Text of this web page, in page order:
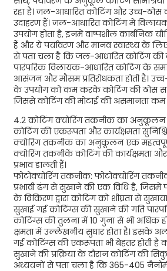
रहा है। जल-आधारित कोटिंग और उच्च-ठोस
उदाहरण हैं। जल-आधारित कोटिंग में
उपयोग होता है, इनमें वाष्पशील कार्बनिक
हैं और ये पर्यावरण और मानव स्वास्थ्य के लिए
से पता चला है कि जल-आधारित कोटिंग की
पारंपरिक विलायक-आधारित कोटिंग के
आसंजन और मौसम प्रतिरोधकता होती है।
के उपयोग को कम करके कोटिंग की ठोस
जिससे कोटिंग की मोटाई की असमानता कम
4.2 कोटिंग क्योरिंग तकनीक का अनुकूलन
कोटिंग की एकरूपता और कार्यक्षमता
क्योरिंग तकनीक का अनुकूलन एक
क्योरिंग तकनीकें कोटिंग की कार्यक्षमता
प्रभाव डालती हैं।
फोटोक्योरिंग तकनीक: फोटोक्योरिंग
प्रभावी ढंग से सुखाने की एक विधि है, जिसमें
के विकिरण द्वारा कोटिंग को शीघ्रता से सुखाया
सुखाई गई कोटिंग्स की सुखाने की गति
कोटिंग्स की तुलना में 10 गुना से भी अधिक
क्षमता में उल्लेखनीय सुधार होता है। इसके
गई कोटिंग्स की एकरूपता भी बेहतर होती है
सुखाने की प्रक्रिया के दौरान कोटिंग की
अध्ययनों से पता चला है कि 365-405